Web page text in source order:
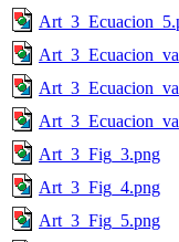
Art_3_Fig_3.png
Art_3_Fig_4.png
Art_3_Fig_5.png